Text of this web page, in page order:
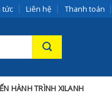
tức Liên hệ Thanh toán
HÀNH TRÌNH XILANH